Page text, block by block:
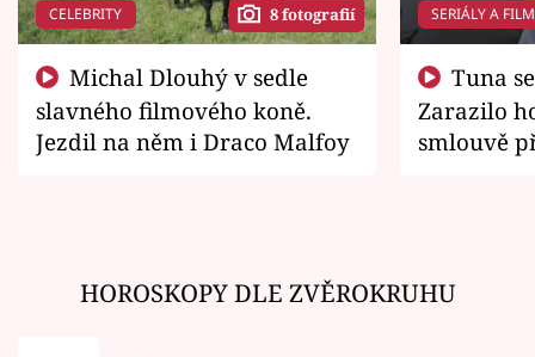
CELEBRITY 8 fotografií
slavného filmového koně.
Jezdil na něm i Draco Malfoy
SERIÁLY A
Zarazilo
smlouvě
HOROSKOPY DLE ZVĚROKRUHU